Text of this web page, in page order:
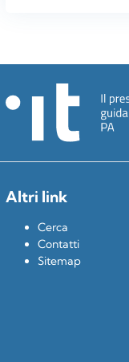
Altri link
Cerca
Contatti
Sitemap